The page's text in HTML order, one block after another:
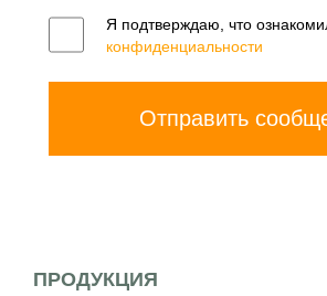
Я подтверждаю, что
конфиденциальности
Отправить
ПРОДУКЦИЯ